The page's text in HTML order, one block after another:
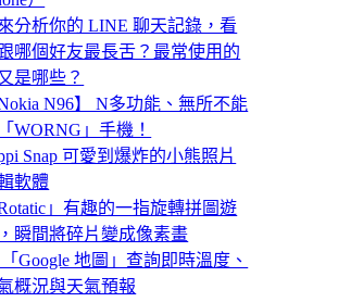
分析你的 LINE 聊天記錄，看
哪個好友最長舌？最常使用的
是哪些？
Nokia N96】 N多功能、無所不能
WORNG」手機！
Snap 可愛到爆炸的小熊照片
軟體
Rotatic」有趣的一指旋轉拼圖遊
瞬間將碎片變成像素畫
Google 地圖」查詢即時溫度、
概況與天氣預報